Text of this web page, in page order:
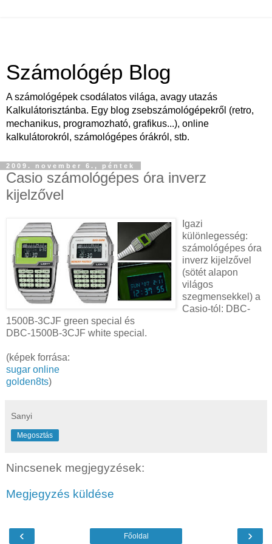
Számológép Blog
A számológépek csodálatos világa, avagy utazás
Kalkulátorisztánba. Egy blog zsebszámológépekről (retro,
mechanikus, programozható, grafikus...), online
kalkulátorokról, számológépes órákról, stb.
2009. november 6., péntek
Casio számológépes óra inverz
kijelzővel
Igazi
különlegesség:
számológépes óra
inverz kijelzővel
(sötét alapon
világos
szegmensekkel) a
Casio-tól: DBC-
1500B-3CJF green special és
DBC-1500B-3CJF white special.
(képek forrása:
sugar online
golden8ts)
Sanyi
Megosztás
Nincsenek megjegyzések:
Megjegyzés küldése
‹ ›
Főoldal